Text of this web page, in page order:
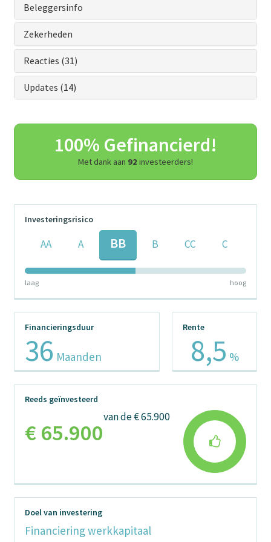
Beleggersinfo
Zekerheden
Reacties (31)
Updates (14)
100% Gefinancierd!
Met dank aan 92investeerders!
Investeringsrisico
AA A BB B CC C
laag hoog
Financieringsduur
36 Maanden
Rente
8,5 %
Reeds geïnvesteerd
€ 65.900
van de € 65.900
Doel van investering
Financiering werkkapitaal